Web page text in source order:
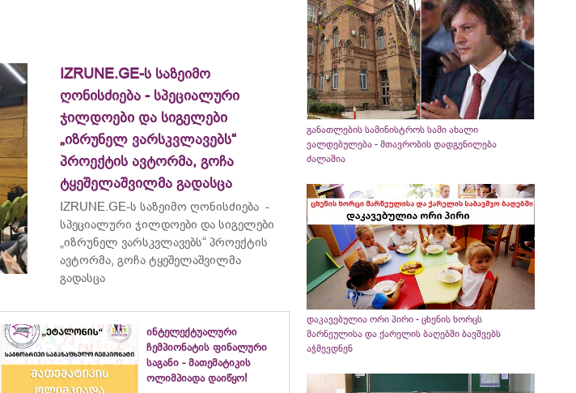
IZRUNE.GE-ს საზეიმო
ღონისძიება - სპეციალური
ჯილდოები და სიგელები
„იზრუნელ ვარსკვლავებს“
პროექტის ავტორმა, გოჩა
ტყეშელაშვილმა გადასცა
IZRUNE.GE-ს საზეიმო ღონისძიება -
სპეციალური ჯილდოები და სიგელები
„იზრუნელ ვარსკვლავებს“ პროექტის
ავტორმა, გოჩა ტყეშელაშვილმა
გადასცა
ინტელექტუალური
ჩემპიონატის ფინალური
საგანი - მათემატიკის
ოლიმპიადა დაიწყო!
განათლების სამინისტროს სამი ახალი
ვალდებულება - მთავრობის დადგენილება
ძალაშია
დაკავებულია ორი პირი - ცხენის ხორცს
მარნეულისა და ქარელის ბაღებში ბავშვებს
აჭმევდნენ